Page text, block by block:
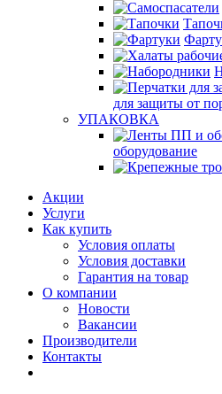
для защиты от
УПАКОВКА
оборудование
Акции
Услуги
Как купить
Условия оплаты
Условия доставки
Гарантия на товар
О компании
Новости
Вакансии
Производители
Контакты